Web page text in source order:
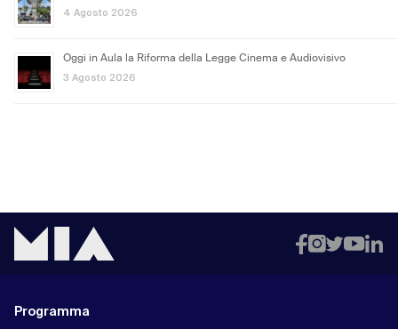
4 Agosto 2026
Oggi in Aula la Riforma della Legge Cinema e Audiovisivo
3 Agosto 2026
Programma